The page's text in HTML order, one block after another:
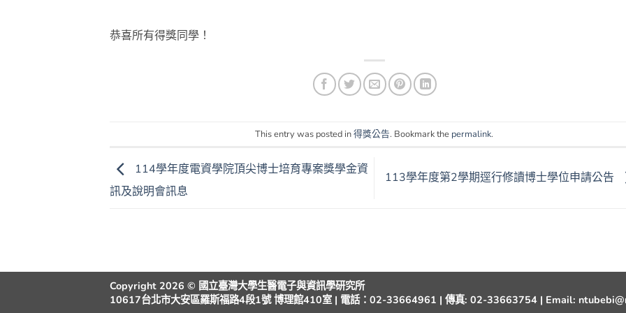
恭喜所有得獎同學！
This entry was posted in得獎公告. Bookmark the permalink.
114學年度電資學院頂尖博士培育專案獎學金資
訊及說明會訊息
113學年度第2學期逕行修讀博士學位申請公告
Copyright 2026 © 國立臺灣大學生醫電子與資訊學研究所
10617台北市大安區羅斯福路4段1號 博理館410室 | 電話：02-33664961 | 傳真: 02-33663754 | Email: